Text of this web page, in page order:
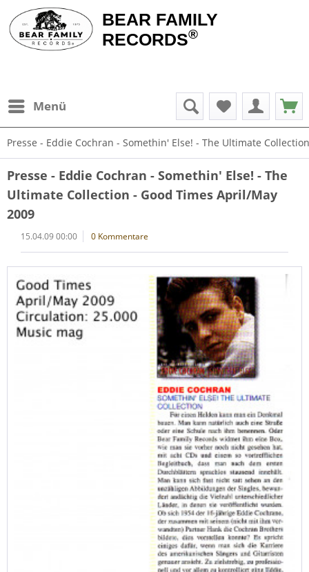
BEAR FAMILY
RECORDS®
Menü
Presse - Eddie Cochran - Somethin' Else! - The Ultimate
Presse - Eddie Cochran - Somethin' Else! - The
Ultimate Collection - Good Times April/May
2009
15.04.09 00:00 0 Kommentare